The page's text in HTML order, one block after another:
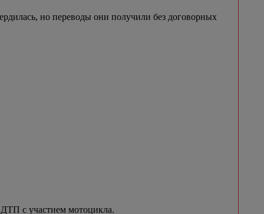
но переводы они получили без договорных
с участием мотоцикла.